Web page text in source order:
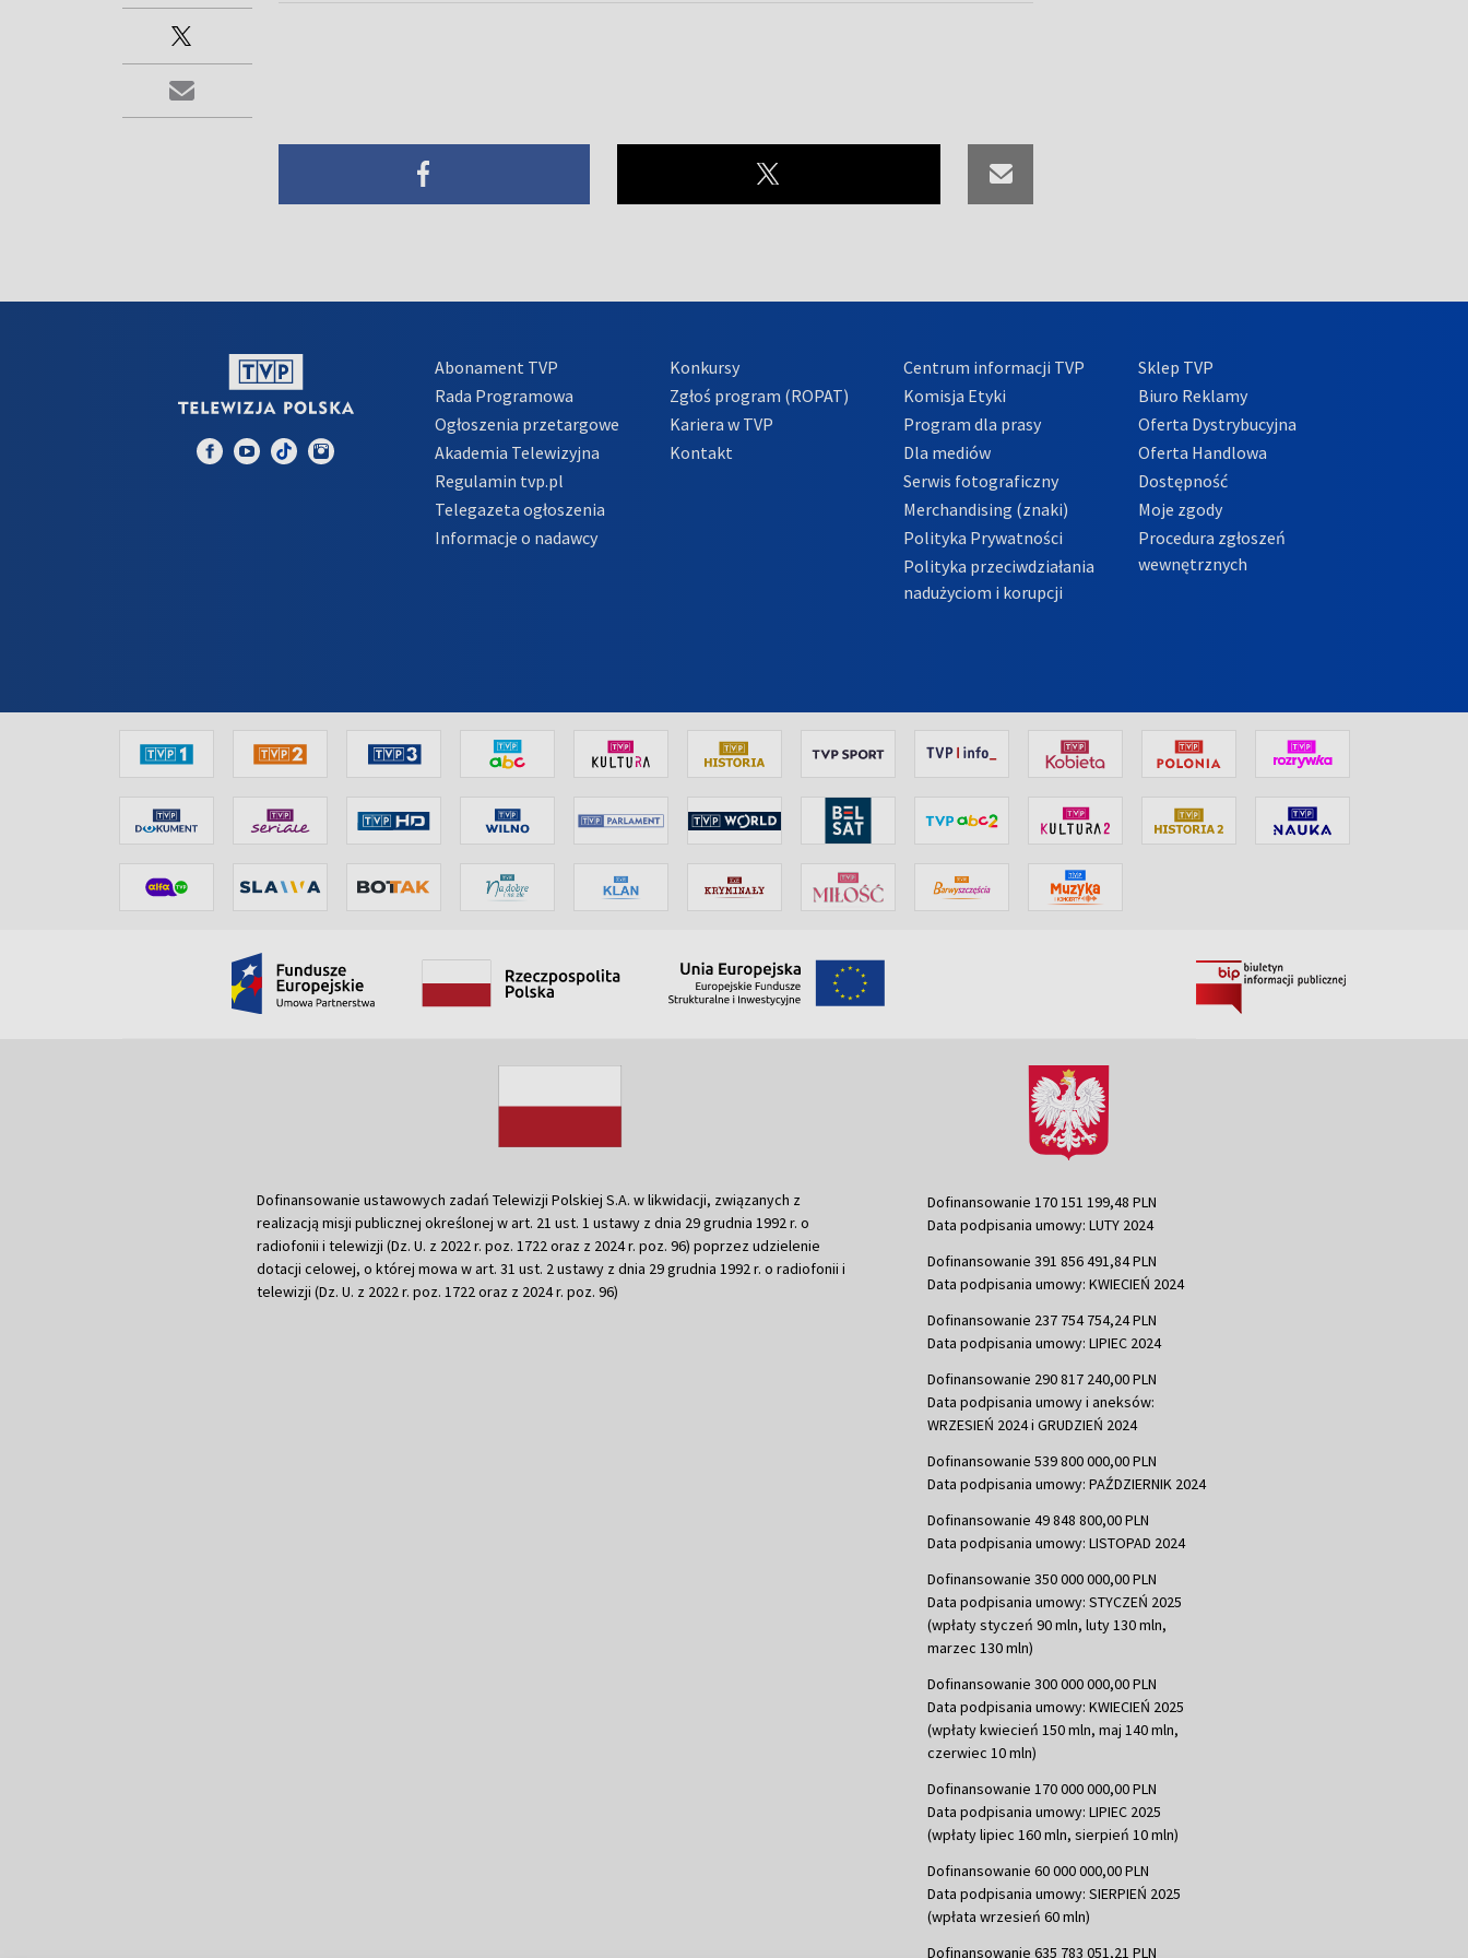
Abonament TVP
Rada Programowa
Ogłoszenia przetargowe
Akademia Telewizyjna
Regulamin tvp.pl
Telegazeta ogłoszenia
Informacje o nadawcy
Konkursy
Zgłoś program (ROPAT)
Kariera w TVP
Kontakt
Centrum informacji TVP
Komisja Etyki
Program dla prasy
Dla mediów
Serwis fotograficzny
Merchandising (znaki)
Polityka Prywatności
Polityka przeciwdziałania
nadużyciom i korupcji
Sklep TVP
Biuro Reklamy
Oferta Dystrybucyjna
Oferta Handlowa
Dostępność
Moje zgody
Procedura zgłoszeń
wewnętrznych
Dofinansowanie ustawowych zadań Telewizji Polskiej S.A. w likwidacji, związanych z
realizacją misji publicznej określonej w art. 21 ust. 1 ustawy z dnia 29 grudnia 1992 r. o
radiofonii i telewizji (Dz. U. z 2022 r. poz. 1722 oraz z 2024 r. poz. 96) poprzez udzielenie
dotacji celowej, o której mowa w art. 31 ust. 2 ustawy z dnia 29 grudnia 1992 r. o radiofonii i
telewizji (Dz. U. z 2022 r. poz. 1722 oraz z 2024 r. poz. 96)
Dofinansowanie 170 151 199,48 PLN
Data podpisania umowy: LUTY 2024
Dofinansowanie 391 856 491,84 PLN
Data podpisania umowy: KWIECIEŃ 2024
Dofinansowanie 237 754 754,24 PLN
Data podpisania umowy: LIPIEC 2024
Dofinansowanie 290 817 240,00 PLN
Data podpisania umowy i aneksów:
WRZESIEŃ 2024 i GRUDZIEŃ 2024
Dofinansowanie 539 800 000,00 PLN
Data podpisania umowy: PAŹDZIERNIK 2024
Dofinansowanie 49 848 800,00 PLN
Data podpisania umowy: LISTOPAD 2024
Dofinansowanie 350 000 000,00 PLN
Data podpisania umowy: STYCZEŃ 2025
(wpłaty styczeń 90 mln, luty 130 mln,
marzec 130 mln)
Dofinansowanie 300 000 000,00 PLN
Data podpisania umowy: KWIECIEŃ 2025
(wpłaty kwiecień 150 mln, maj 140 mln,
czerwiec 10 mln)
Dofinansowanie 170 000 000,00 PLN
Data podpisania umowy: LIPIEC 2025
(wpłaty lipiec 160 mln, sierpień 10 mln)
Dofinansowanie 60 000 000,00 PLN
Data podpisania umowy: SIERPIEŃ 2025
(wpłata wrzesień 60 mln)
Dofinansowanie 635 783 051,21 PLN